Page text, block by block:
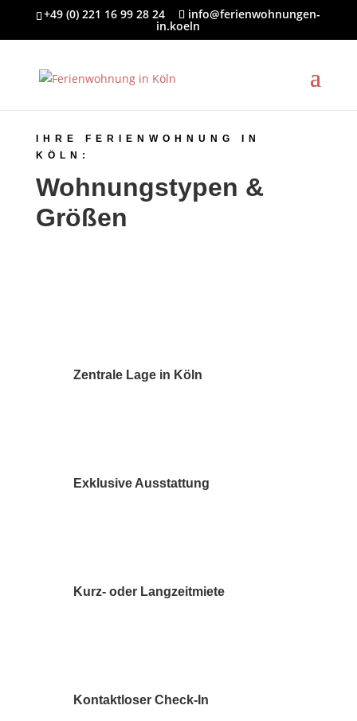
+49 (0) 221 16 99 28 24 info@ferienwohnungen-
in.koeln
IHRE FERIENWOHNUNG IN
KÖLN:
Wohnungstypen &
Größen
Zentrale Lage in Köln
Exklusive Ausstattung
Kurz- oder Langzeitmiete
Kontaktloser Check-In